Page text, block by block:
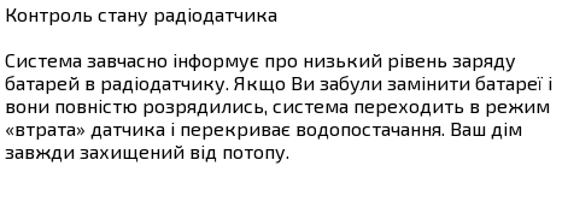
Контроль стану радіодатчика
Система завчасно інформує про низький рівень заряду
батарей в радіодатчику. Якщо Ви забули замінити батареї і
вони повністю розрядились, система переходить в режим
«втрата» датчика і перекриває водопостачання. Ваш дім
завжди захищений від потопу.